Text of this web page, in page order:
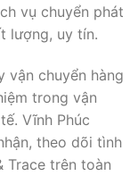
vụ chuyển phát
lượng, uy tín.
vận chuyển hàng
trong vận
Vĩnh Phúc
theo dõi tình
Trace trên toàn